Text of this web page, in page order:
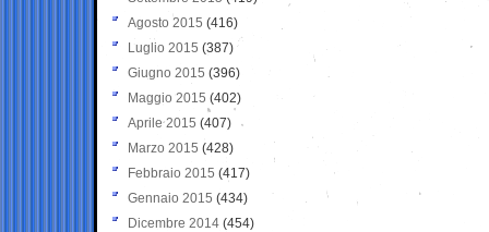
Agosto 2015 (416)
Luglio 2015 (387)
Giugno 2015 (396)
Maggio 2015 (402)
Aprile 2015 (407)
Marzo 2015 (428)
Febbraio 2015 (417)
Gennaio 2015 (434)
Dicembre 2014 (454)